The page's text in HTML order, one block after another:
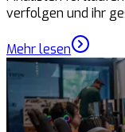
verfolgen und ihr
Mehr lesen